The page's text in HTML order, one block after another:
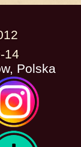
14
Polska